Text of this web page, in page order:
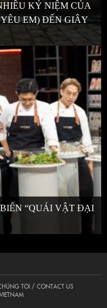
KỶ NIỆM CỦA
EM) ĐẾN GIÂY
BIẾN “QUÁI VẬT ĐẠI
TÔI / CONTACT US